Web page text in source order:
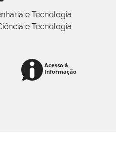
e Tecnologia
e Tecnologia